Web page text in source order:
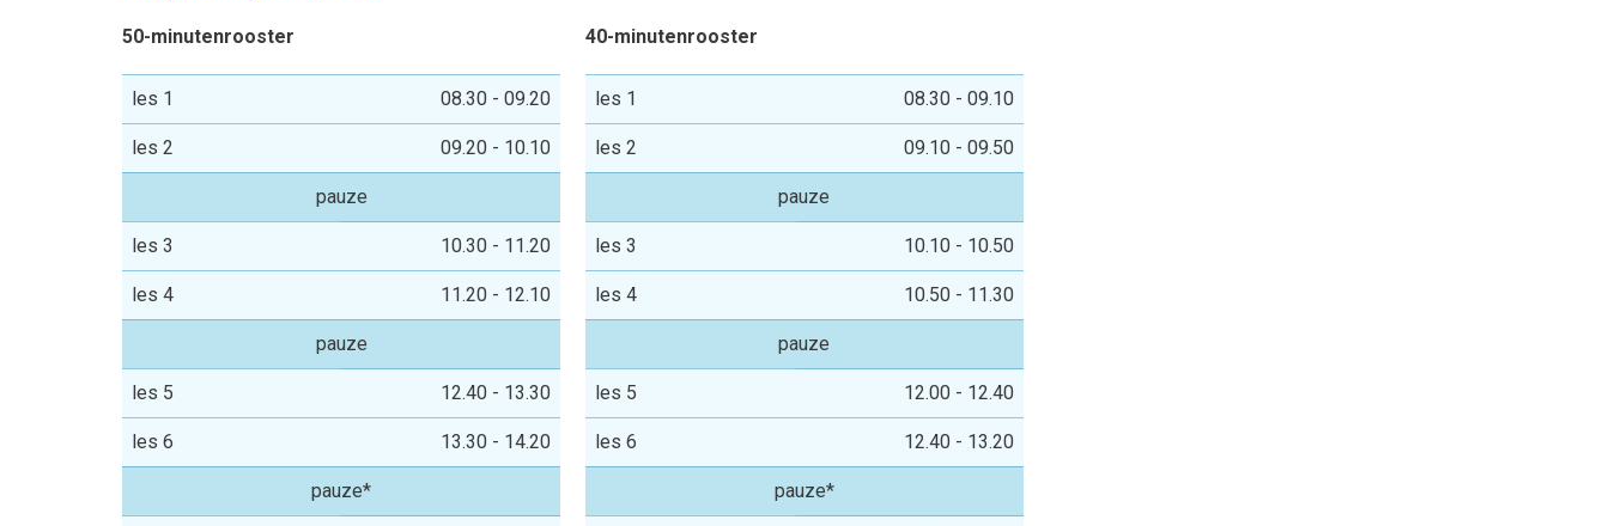
50-minutenrooster
les 1 08.30 - 09.20
les 2 09.20 - 10.10
pauze
les 3 10.30 - 11.20
les 4 11.20 - 12.10
pauze
les 5 12.40 - 13.30
les 6 13.30 - 14.20
pauze*
40-minutenrooster
les 1 08.30 - 09.10
les 2 09.10 - 09.50
pauze
les 3 10.10 - 10.50
les 4 10.50 - 11.30
pauze
les 5 12.00 - 12.40
les 6 12.40 - 13.20
pauze*